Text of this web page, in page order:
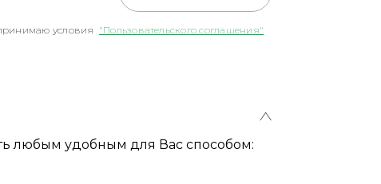
условия
"Пользовательского соглашения"
любым удобным для Вас способом: